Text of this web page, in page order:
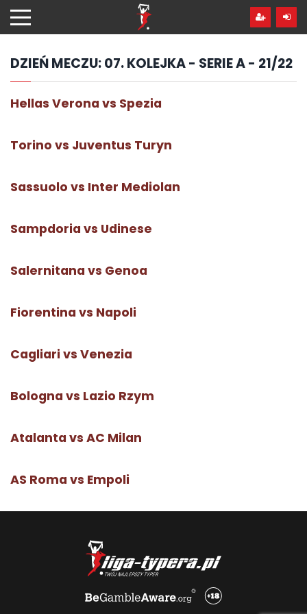
hdo
treści
DZIEŃ MECZU:07. KOLEJKA - SERIE A - 21/22
Hellas Verona vs Spezia
Torino vs Juventus Turyn
Sassuolo vs Inter Mediolan
Sampdoria vs Udinese
Salernitana vs Genoa
Fiorentina vs Napoli
Cagliari vs Venezia
Bologna vs Lazio Rzym
Atalanta vs AC Milan
AS Roma vs Empoli